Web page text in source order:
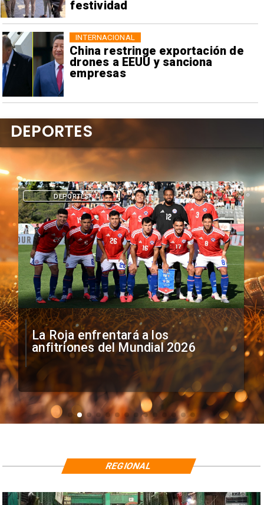
festividad
China restringe exportación de
drones a EEUU y sanciona
empresas
INTERNACIONAL
La Roja enfrentará a los
anfitriones del Mundial 2026
DEPORTES
DEPORTES
REGIONAL